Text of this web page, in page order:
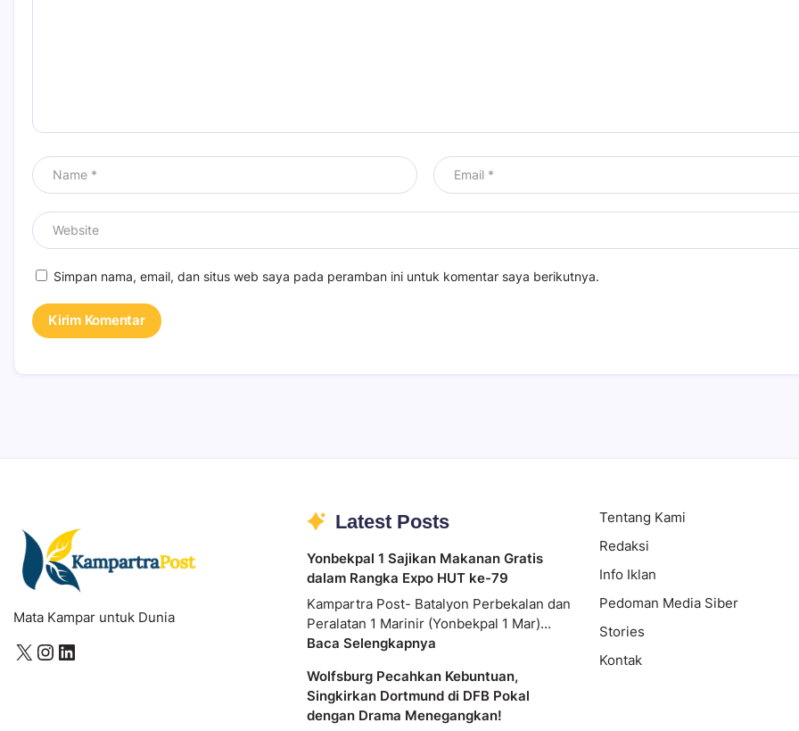
Simpan nama, email, dan situs web saya pada peramban ini untuk komentar saya berikutnya.
Mata Kampar untuk Dunia
Latest Posts
Yonbekpal 1 Sajikan Makanan Gratis
dalam Rangka Expo HUT ke-79
Kampartra Post- Batalyon Perbekalan dan
Peralatan 1 Marinir (Yonbekpal 1 Mar)…
Baca Selengkapnya
Wolfsburg Pecahkan Kebuntuan,
Singkirkan Dortmund di DFB Pokal
dengan Drama Menegangkan!
Tentang Kami
Redaksi
Info Iklan
Pedoman Media Siber
Stories
Kontak